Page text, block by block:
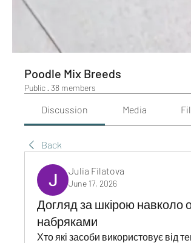
Poodle Mix Breeds
Public · 38 members
Discussion Media
Back
Julia Filatova
June 17, 2026
Догляд за шкірою навколо
набряками
Хто які засоби використовує від